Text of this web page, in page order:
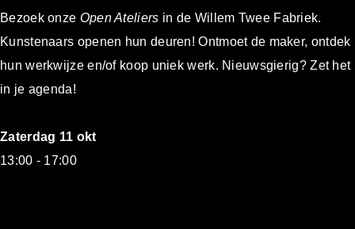
Bezoek onze Open Ateliers in de Willem Twee Fabriek.
Kunstenaars openen hun deuren! Ontmoet de maker, ontdek
hun werkwijze en/of koop uniek werk. Nieuwsgierig? Zet het
in je agenda!
Zaterdag 11 okt
13:00 - 17:00